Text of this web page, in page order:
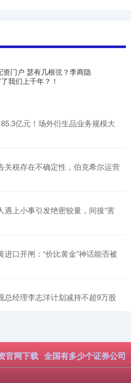
资门户 瑟有几根弦？李商隐
了我们上千年？！
亿元！场外衍生品业务规模大
关税存在不确定性，伯克希尔运营
遇上小事引发绝密较量，间接“害
口开闸：“价比黄金”神话能否被
总经理李志洋计划减持不超9万股
官网下载 全国有多少个证券公司